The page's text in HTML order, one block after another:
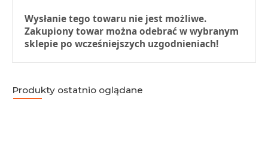
Wysłanie tego towaru nie jest możliwe.
Zakupiony towar można odebrać w wybranym
sklepie po wcześniejszych uzgodnieniach!
Produkty ostatnio oglądane